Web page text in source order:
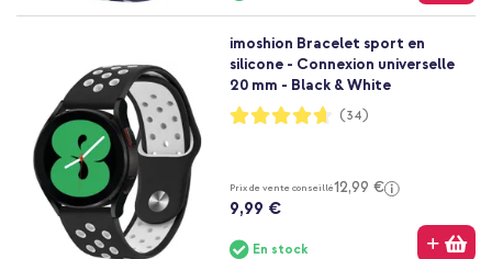
imoshion Bracelet sport en
silicone - Connexion universelle
20 mm - Black & White
Notation:
93%
(34)
Prix de vente conseillé12,99 €
9,99 €
En stock